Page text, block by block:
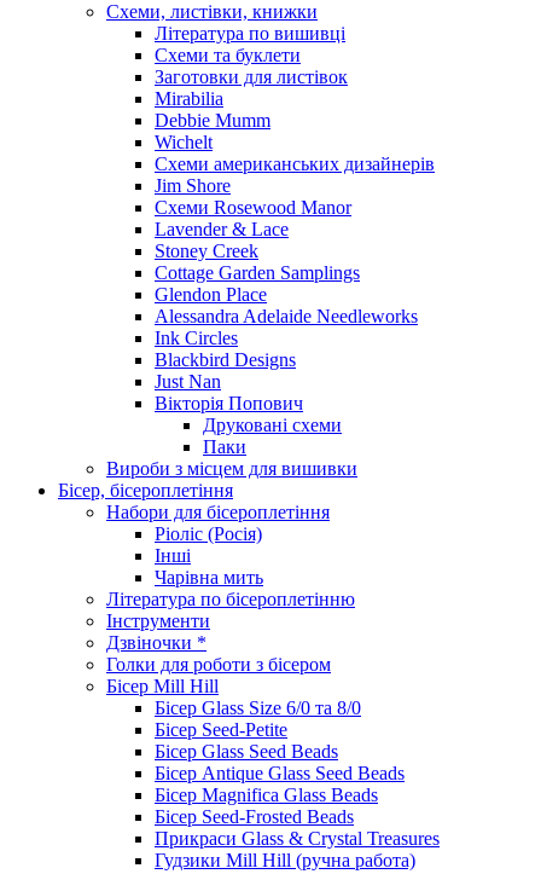
Схеми, листівки, книжки
Література по вишивці
Схеми та буклети
Заготовки для листівок
Mirabilia
Debbie Mumm
Wichelt
Схеми американських дизайнерів
Jim Shore
Cхеми Rosewood Manor
Lavender & Lace
Stoney Creek
Cottage Garden Samplings
Glendon Place
Alessandra Adelaide Needleworks
Ink Circles
Blackbird Designs
Just Nan
Вікторія Попович
Друковані схеми
Паки
Вироби з місцем для вишивки
Бісер, бісероплетіння
Набори для бісероплетіння
Ріоліс (Росія)
Інші
Чарівна мить
Література по бісероплетінню
Інструменти
Дзвіночки *
Голки для роботи з бісером
Бісер Mill Hill
Бісер Glass Size 6/0 та 8/0
Бісер Seed-Petite
Бісер Glass Seed Beads
Бісер Antique Glass Seed Beads
Бісер Magnifica Glass Beads
Бісер Seed-Frosted Beads
Прикраси Glass & Crystal Treasures
Гудзики Mill Hill (ручна работа)